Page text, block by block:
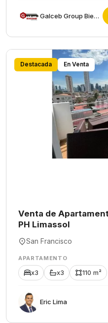
Galceb Group Bienes Raices
Destacada En Venta
Venta de
PH Limassol
San Francisco
APARTAMENTO
x3 x3 110 m²
Eric Lima